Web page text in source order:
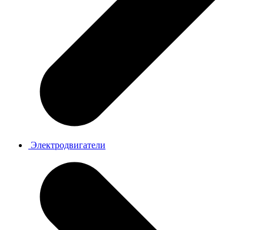
Электродвигатели